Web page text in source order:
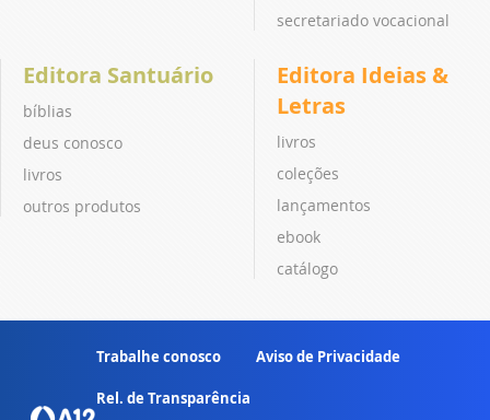
secretariado vocacional
Editora Santuário
bíblias
deus conosco
livros
outros produtos
Editora Ideias &
Letras
livros
coleções
lançamentos
ebook
catálogo
Trabalhe conosco Aviso de Privacidade
Rel. de Transparência